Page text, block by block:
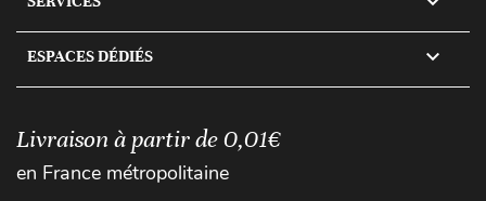
ESPACES DÉDIÉS 
Livraison à partir de 0,01€
en France métropolitaine